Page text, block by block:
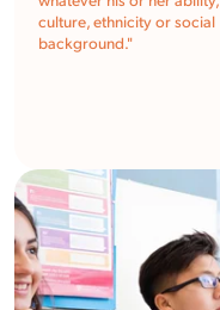
culture, ethnicity or social
background."